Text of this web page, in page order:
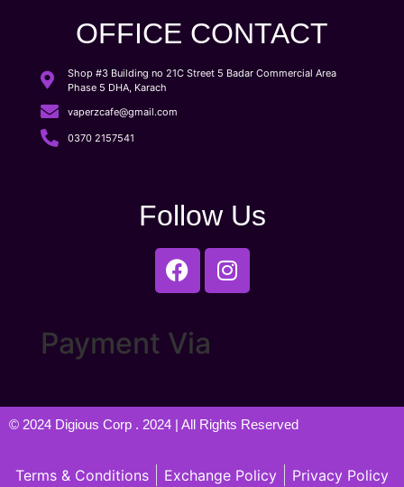
OFFICE CONTACT
Shop #3 Building no 21C Street 5 Badar Commercial Area
Phase 5 DHA, Karach
vaperzcafe@gmail.com
0370 2157541
Follow Us
Payment Via
© 2024 Digious Corp . 2024 | All Rights Reserved
Terms & Conditions Exchange Policy Privacy Policy